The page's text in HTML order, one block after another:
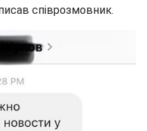
співрозмовник.